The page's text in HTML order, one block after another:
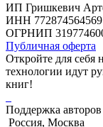
ИП Гришкевич
ИНН 772874564569
ОГРНИП
Публичная оферта
Откройте для себя
технологии идут
книг!
Поддержка авторов
Россия, Москва